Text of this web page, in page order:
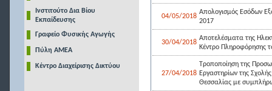
Ινστιτούτο Δια Βίου
Εκπαίδευσης
Γραφείο Φυσικής Αγωγής
Πύλη ΑΜΕΑ
Κέντρο Διαχείρισης Δικτύου
04/05/2018
Απολογισμός Εσόδων
2017
30/04/2018
Αποτελέσματα της
Κέντρο Πληροφόρησης
27/04/2018
Τροποποίηση της
Εργαστηρίων της
Θεσσαλίας με